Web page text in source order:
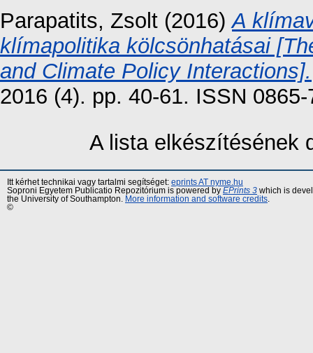
Parapatits, Zsolt (2016)A
klímapolitika kölcsönhatásai
and Climate Policy Interactions].
2016 (4). pp. 40-61. ISSN 0865-
A lista elkészítésének
Itt kérhet technikai vagy tartalmi segítséget: eprints AT nyme.hu
Soproni Egyetem Publicatio Repozitórium is powered by EPrints 3 which is
the University of Southampton.
More information and software credits
©